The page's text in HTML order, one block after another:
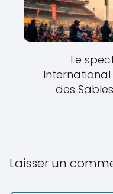
Le
International
des
Laisser un